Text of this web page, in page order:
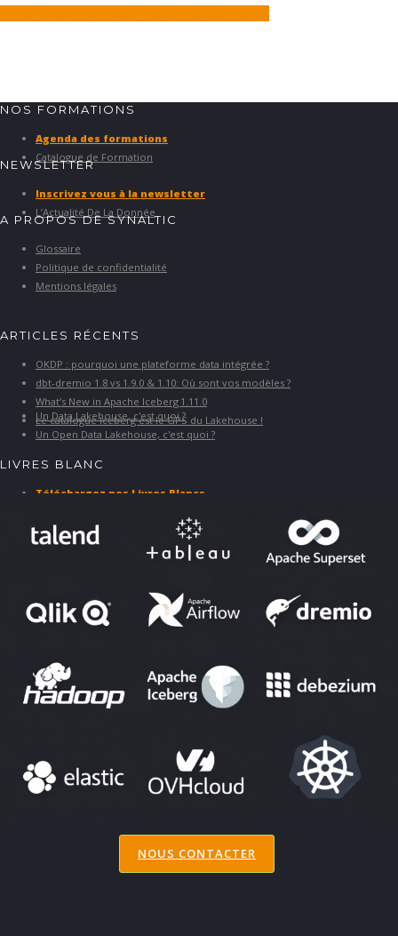
NOS FORMATIONS
Agenda des formations
Catalogue de Formation
NEWSLETTER
Inscrivez vous à la newsletter
L’Actualité De La Donnée
A PROPOS DE SYNALTIC
Glossaire
Politique de confidentialité
Mentions légales
ARTICLES RÉCENTS
OKDP : pourquoi une plateforme data intégrée ?
dbt-dremio 1.8 vs 1.9.0 & 1.10: Où sont vos modèles ?
What’s New in Apache Iceberg 1.11.0
Le catalogue Iceberg est le GPS du Lakehouse !
Un Data Lakehouse, c'est quoi ?
Un Open Data Lakehouse, c'est quoi ?
LIVRES BLANC
Téléchargez nos Livres Blancs
NOUS CONTACTER